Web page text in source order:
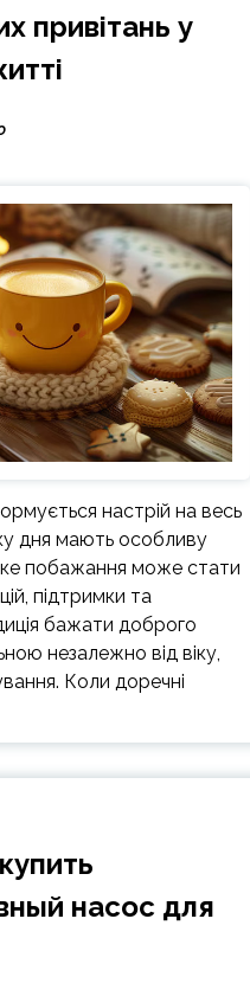
привітань у
настрій на весь
дня мають особливу
побажання може стати
підтримки та
бажати доброго
незалежно від віку,
Коли доречні
насос для